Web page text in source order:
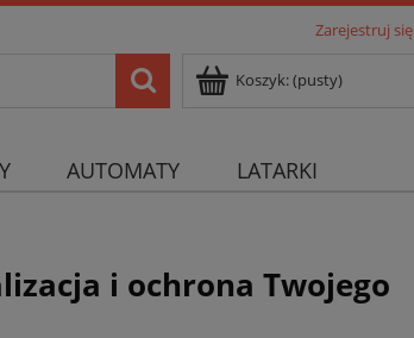
Zarejestruj się
Koszyk:(pusty)
AUTOMATY
LATARKI
i ochrona Twojego